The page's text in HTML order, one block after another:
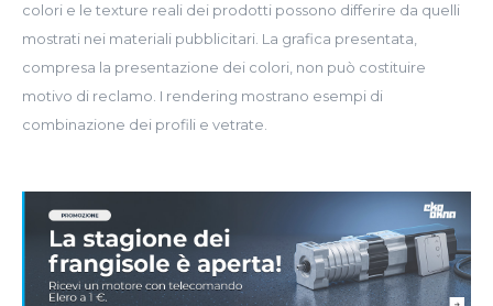
colori e le texture reali dei prodotti possono differire da quelli
mostrati nei materiali pubblicitari. La grafica presentata,
compresa la presentazione dei colori, non può costituire
motivo di reclamo. I rendering mostrano esempi di
combinazione dei profili e vetrate.